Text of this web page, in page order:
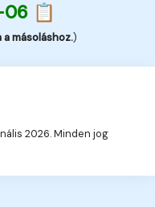
06 📋
másoláshoz.)
2026. Minden jog